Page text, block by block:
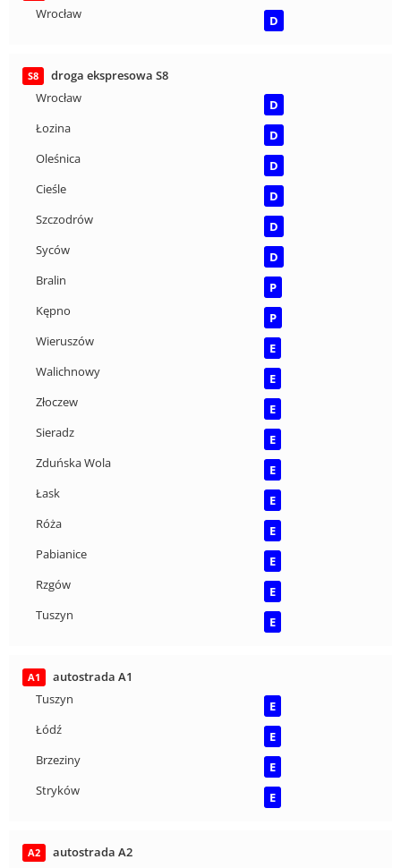
Wrocław
D
S8
droga ekspresowa S8
Wrocław
D
Łozina
D
Oleśnica
D
Cieśle
D
Szczodrów
D
Syców
D
Bralin
P
Kępno
P
Wieruszów
E
Walichnowy
E
Złoczew
E
Sieradz
E
Zduńska Wola
E
Łask
E
Róża
E
Pabianice
E
Rzgów
E
Tuszyn
E
A1
autostrada A1
Tuszyn
E
Łódź
E
Brzeziny
E
Stryków
E
A2
autostrada A2